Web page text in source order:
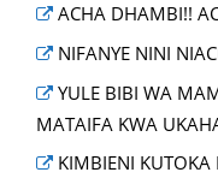
ACHA DHAMBI!!
NIFANYE NINI
YULE BIBI WA
MATAIFA KWA
KIMBIENI KUTOKA